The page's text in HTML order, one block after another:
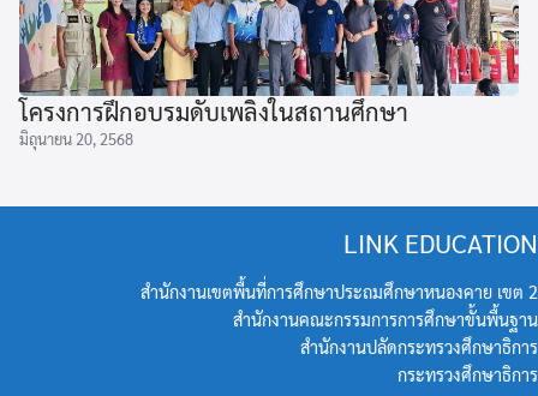
โครงการฝึกอบรมดับเพลิงในสถานศึกษา
มิถุนายน 20, 2568
LINK EDUCATION
สำนักงานเขตพื้นที่การศึกษาประถมศึกษาหนองคาย เขต 2
สำนักงานคณะกรรมการการศึกษาขั้นพื้นฐาน
สำนักงานปลัดกระทรวงศึกษาธิการ
กระทรวงศึกษาธิการ